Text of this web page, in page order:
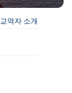
교역자 소개